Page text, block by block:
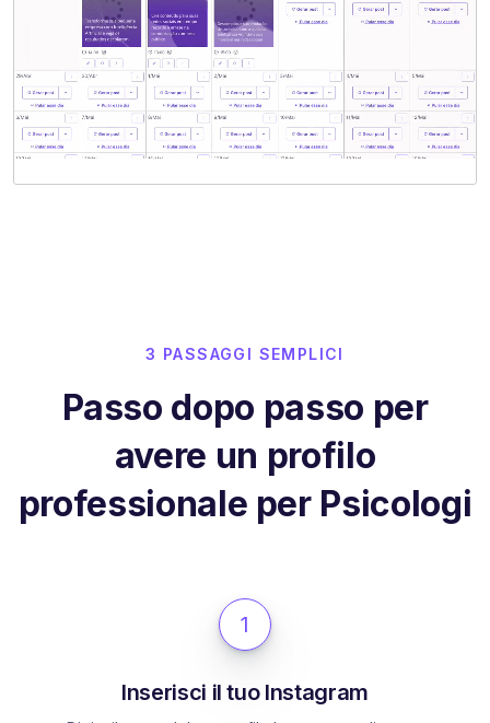
3 PASSAGGI SEMPLICI
Passo dopo passo per
avere un profilo
professionale per Psicologi
1
Inserisci il tuo Instagram